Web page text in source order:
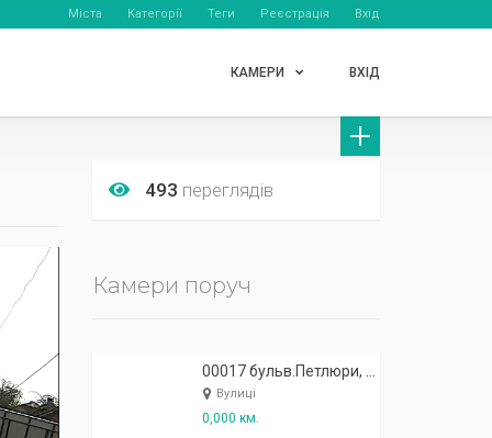
Міста Категорії Теги Реєстрація Вхід
КАМЕРИ ВХІД
493 переглядів
Камери поруч
Вулиці
0,000 км.